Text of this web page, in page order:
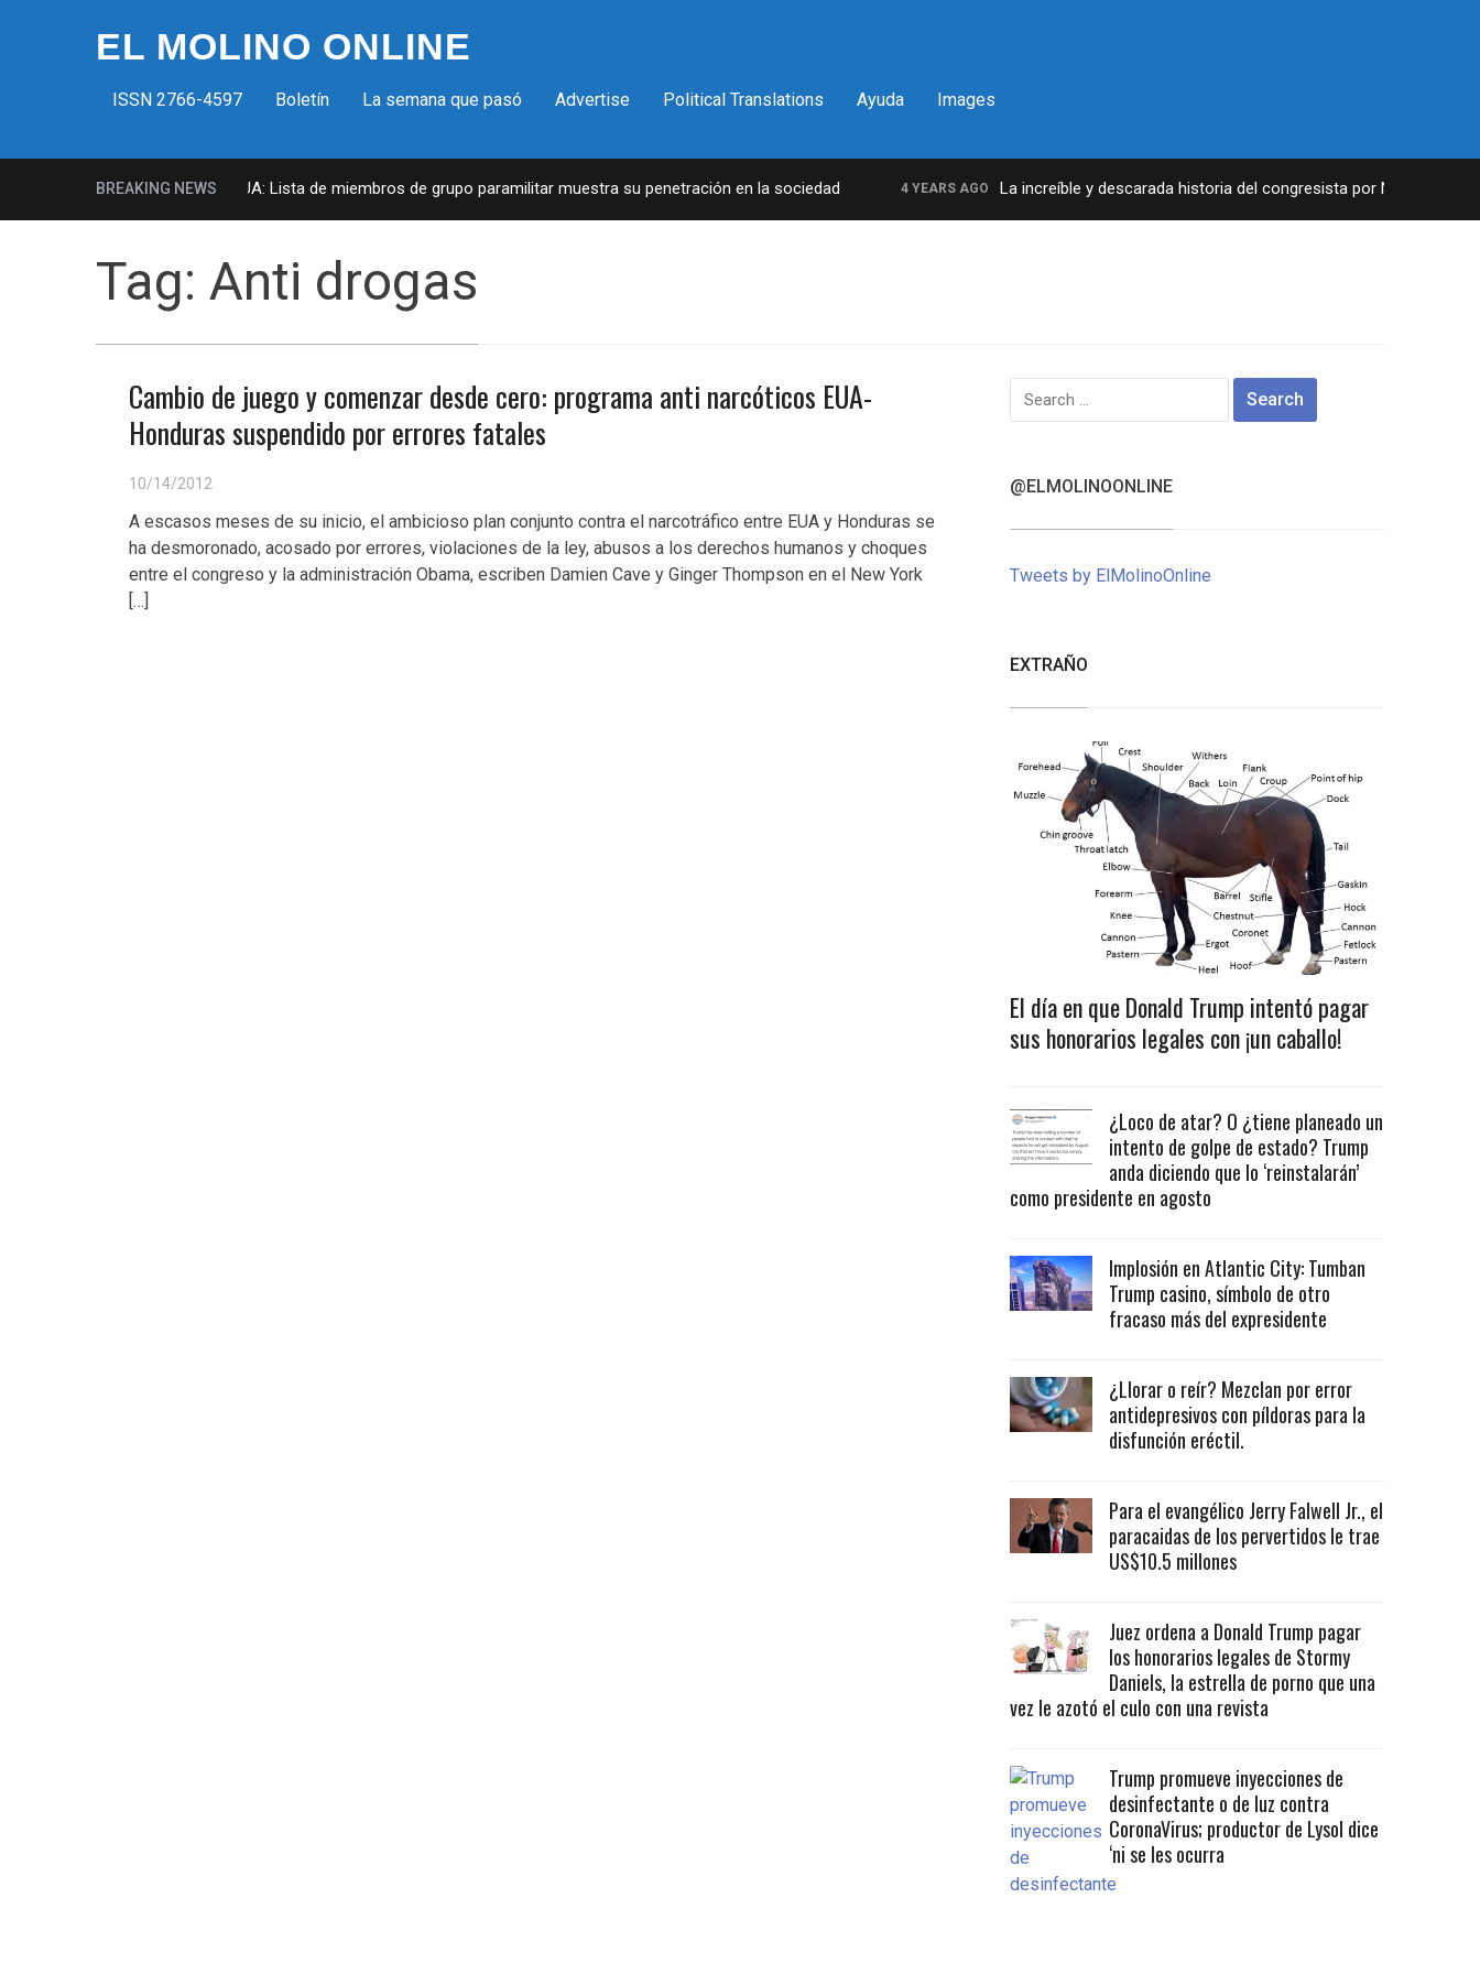
EL MOLINO ONLINE
ISSN 2766-4597 Boletín La semana que pasó Advertise Political Translations Ayuda Images
BREAKING NEWS
Milicias fascistas en EUA: Lista de miembros de grupo paramilitar muestra su penetración en la sociedad 4 YEARS AGO La increíble y descarada historia del congresista por NY George
Tag: Anti drogas
Cambio de juego y comenzar desde cero: programa anti narcóticos EUA-
Honduras suspendido por errores fatales
10/14/2012
A escasos meses de su inicio, el ambicioso plan conjunto contra el narcotráfico entre EUA y Honduras se
ha desmoronado, acosado por errores, violaciones de la ley, abusos a los derechos humanos y choques
entre el congreso y la administración Obama, escriben Damien Cave y Ginger Thompson en el New York
[…]
Search
for:
@ELMOLINOONLINE
Tweets by ElMolinoOnline
EXTRAÑO
El día en que Donald Trump intentó pagar
sus honorarios legales con ¡un caballo!
¿Loco de atar? O ¿tiene planeado un
intento de golpe de estado? Trump
anda diciendo que lo ‘reinstalarán’
como presidente en agosto
Implosión en Atlantic City: Tumban
Trump casino, símbolo de otro
fracaso más del expresidente
¿Llorar o reír? Mezclan por error
antidepresivos con píldoras para la
disfunción eréctil.
Para el evangélico Jerry Falwell Jr., el
paracaidas de los pervertidos le trae
US$10.5 millones
Juez ordena a Donald Trump pagar
los honorarios legales de Stormy
Daniels, la estrella de porno que una
vez le azotó el culo con una revista
Trump promueve inyecciones de
desinfectante o de luz contra
CoronaVirus; productor de Lysol dice
‘ni se les ocurra